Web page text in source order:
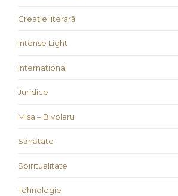
Creaţie literară
Intense Light
international
Juridice
Misa – Bivolaru
Sănătate
Spiritualitate
Tehnologie